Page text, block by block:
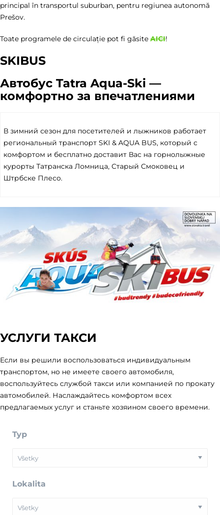
principal în transportul suburban, pentru regiunea autonomă
Prešov.
Toate programele de circulație pot fi găsite AICI!
SKIBUS
Автобус Tatra Aqua-Ski —
комфортно за впечатлениями
В зимний сезон для посетителей и лыжников работает
региональный транспорт SKI & AQUA BUS, который с
комфортом и бесплатно доставит Вас на горнолыжные
курорты Татранска Ломница, Старый Смоковец и
Штрбске Плесо.
УСЛУГИ ТАКСИ
Если вы решили воспользоваться индивидуальным
транспортом, но не имеете своего автомобиля,
воспользуйтесь службой такси или компанией по прокату
автомобилей. Наслаждайтесь комфортом всех
предлагаемых услуг и станьте хозяином своего времени.
Typ
Lokalita